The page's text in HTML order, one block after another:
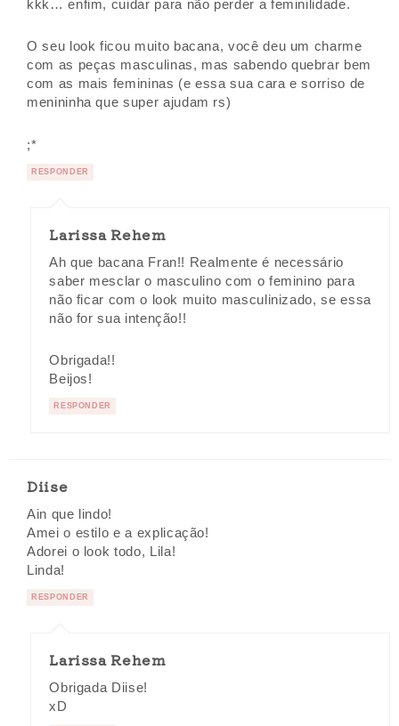
kkk… enfim, cuidar para não perder a feminilidade.
O seu look ficou muito bacana, você deu um charme
com as peças masculinas, mas sabendo quebrar bem
com as mais femininas (e essa sua cara e sorriso de
menininha que super ajudam rs)
;*
RESPONDER
Larissa Rehem
Ah que bacana Fran!! Realmente é necessário
saber mesclar o masculino com o feminino para
não ficar com o look muito masculinizado, se essa
não for sua intenção!!
Obrigada!!
Beijos!
RESPONDER
Diise
Ain que lindo!
Amei o estilo e a explicação!
Adorei o look todo, Lila!
Linda!
RESPONDER
Larissa Rehem
Obrigada Diise!
xD